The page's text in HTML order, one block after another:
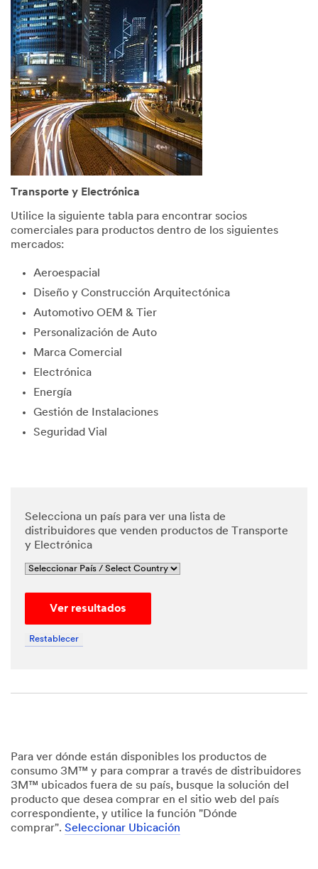
explicit
consent
to
receive
commun
ications
which
may
include
promotio
ns,
product
on and
service
offers
from 3M
authoriz
ed third
parties
via email.
acknowl
edge and
agree
personal
data will
processe
parties in
accordan
ce with
3M's
Privacy
and that
my
personal
data may
stored
and its
authoriz
ed third
parties,
U.S. but
always
Transporte y Electrónica
Utilice la siguiente tabla para encontrar socios
comerciales para productos dentro de los siguientes
mercados:
Aeroespacial
Diseño y Construcción Arquitectónica
Automotivo OEM & Tier
Personalización de Auto
Marca Comercial
Electrónica
Energía
Gestión de Instalaciones
Seguridad Vial
Selecciona un país para ver una lista de
distribuidores que venden productos de Transporte
y Electrónica
Ver resultados
Restablecer
Para ver dónde están disponibles los productos de
consumo 3M™ y para comprar a través de distribuidores
3M™ ubicados fuera de su país, busque la solución del
producto que desea comprar en el sitio web del país
correspondiente, y utilice la función "Dónde
comprar". Seleccionar Ubicación